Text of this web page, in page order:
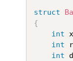
struct
{
int x
int r
int